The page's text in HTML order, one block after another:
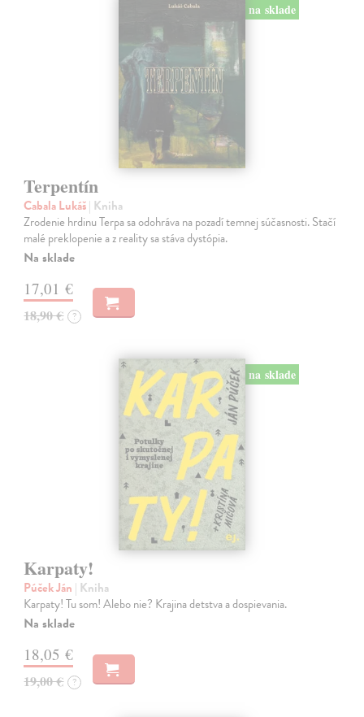
na sklade
Terpentín
Cabala Lukáš| Kniha
Zrodenie hrdinu Terpa sa odohráva na pozadí temnej súčasnosti. Stačí
malé preklopenie a z reality sa stáva dystópia.
Na sklade
17,01 €
18,90 € ?
na sklade
Karpaty!
Púček Ján | Kniha
Karpaty! Tu som! Alebo nie? Krajina detstva a dospievania.
Na sklade
18,05 €
19,00 € ?